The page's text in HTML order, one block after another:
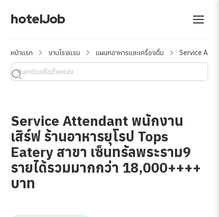
hotelJob
หน้าแรก งานโรงแรม แผนกอาหารและเครื่องดื่ม Service
Service Attendant พนักงาน
เสิร์ฟ ร้านอาหารยุโรป Tops
Eatery สาขา เซ็นทรัลพระราม9
รายได้รวมมากกว่า 18,000++++
บาท